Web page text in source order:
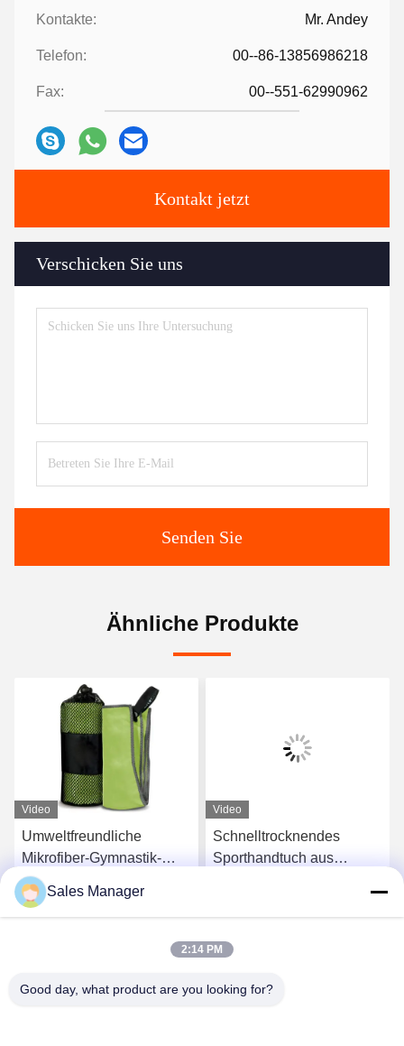
Kontakte: Mr. Andey
Telefon: 00--86-13856986218
Fax: 00--551-62990962
Kontakt jetzt
Verschicken Sie uns
Senden Sie
Ähnliche Produkte
Video
Umweltfreundliche
Mikrofiber-Gymnastik-
Sporthandtücher
Dropshipping
Erhalten Sie besten Preis
Video
Schnelltrocknendes
Sporthandtuch aus
Erhalten Sie besten Preis
Sales Manager
2:14 PM
Good day, what product are you looking for?